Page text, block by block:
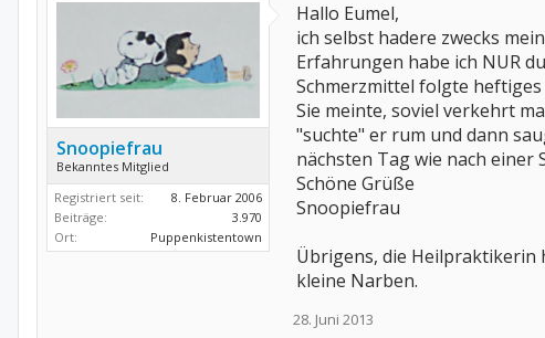
Snoopiefrau
Bekanntes Mitglied
Registriert seit:
8. Februar 2006
Beiträge:
3.970
Ort:
Puppenkistentown
Hallo Eumel,
ich selbst hadere zwecks
Erfahrungen habe ich NUR
Schmerzmittel folgte
Sie meinte, soviel verkehrt
"suchte" er rum und dann
nächsten Tag wie nach einer
Schöne Grüße
Snoopiefrau
Übrigens, die Heilpraktikerin
kleine Narben.
28. Juni 2013